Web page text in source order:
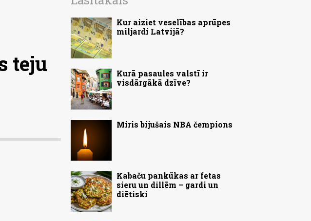
teju
Kur aiziet veselības aprūpes
miljardi Latvijā?
Kurā pasaules valstī ir
visdārgākā dzīve?
Miris bijušais NBA čempions
Kabaču pankūkas ar fetas
sieru un dillēm – gardi un
diētiski